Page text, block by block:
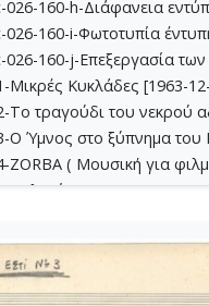
160-h-Διάφανεια
160-i-Φωτοτυπία
160-j-Eπεξεργασία
Μικρές Κυκλάδες [1963-
Το τραγούδι του νεκρού
Ο Ύμνος στο ξύπνημα
( Μουσική για
Πολιτεία Β' [1964]
3 Τετράδια με σχέδια
Τρωάδες [1965-06-03]
Σκόρπια τραγούδια